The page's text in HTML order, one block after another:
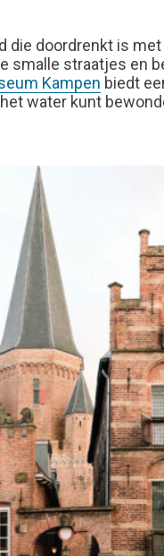
die doordrenkt is
smalle straatjes en
Kampen biedt
water kunt